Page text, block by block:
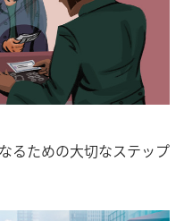
るための大切なステップ